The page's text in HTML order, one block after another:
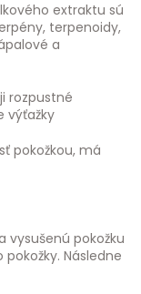
extraktu sú
terpenoidy,
a
rozpustné
výťažky
pokožkou, má
vysušenú pokožku
Následne